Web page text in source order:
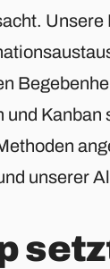
Unsere
und Kanban
unserer